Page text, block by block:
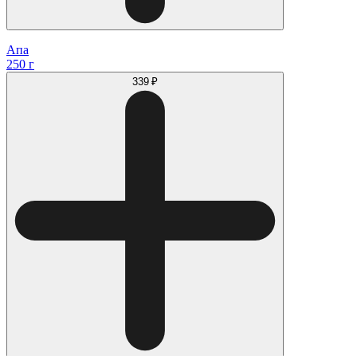
Апа
250 г
339 ₽